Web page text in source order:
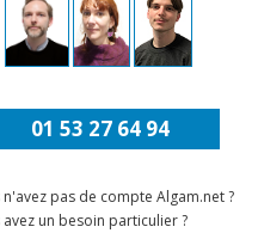
01 53 27 64 94
n'avez pas de compte Algam.net ?
avez un besoin particulier ?